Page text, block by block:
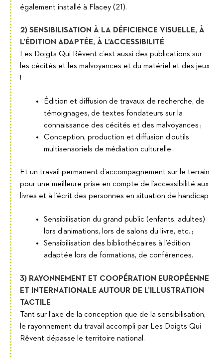
également installé à Flacey (21).
2) SENSIBILISATION À LA DÉFICIENCE VISUELLE, À
L’ÉDITION ADAPTÉE, À L’ACCESSIBILITÉ
Les Doigts Qui Rêvent c’est aussi des publications sur
les cécités et les malvoyances et du matériel et des jeux
!
Édition et diffusion de travaux de recherche, de
témoignages, de textes fondateurs sur la
connaissance des cécités et des malvoyances ;
Conception, production et diffusion d’outils
multisensoriels de médiation culturelle ;
Et un travail permanent d’accompagnement sur le terrain
pour une meilleure prise en compte de l’accessibilité aux
livres et à l’écrit des personnes en situation de handicap
Sensibilisation du grand public (enfants, adultes)
lors d’animations, lors de salons du livre, etc. ;
Sensibilisation des bibliothécaires à l’édition
adaptée lors de formations, de conférences.
3) RAYONNEMENT ET COOPÉRATION EUROPÉENNE
ET INTERNATIONALE AUTOUR DE L’ILLUSTRATION
TACTILE
Tant sur l’axe de la conception que de la sensibilisation,
le rayonnement du travail accompli par Les Doigts Qui
Rêvent dépasse le territoire national.